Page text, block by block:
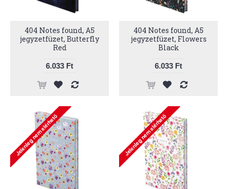
404 Notes found, A5
jegyzetfüzet, Butterfly
Red
6.033 Ft
404 Notes found, A5
jegyzetfüzet, Flowers
Black
6.033 Ft